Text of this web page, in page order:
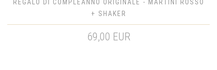
REGALO DI COMPLEANNO ORIGINALE - MARTINI ROSSO
+ SHAKER
69,00 EUR